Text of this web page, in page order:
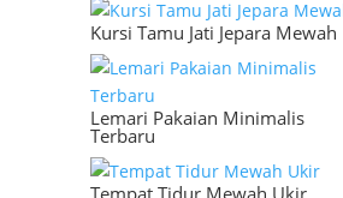
Kursi Tamu Jati Jepara Mewah
Lemari Pakaian Minimalis
Terbaru
Tempat Tidur Mewah Ukir